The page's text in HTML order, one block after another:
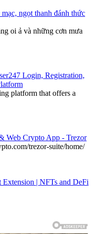
ngọt thanh đánh thức
oi ả và những cơn mưa
Login, Registration,
platform that offers a
Web Crypto App - Trezor
trezor-suite/home/
| NFTs and DeFi